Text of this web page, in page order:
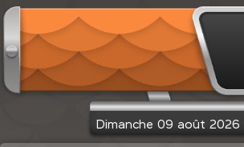
Dimanche 09 août 2026